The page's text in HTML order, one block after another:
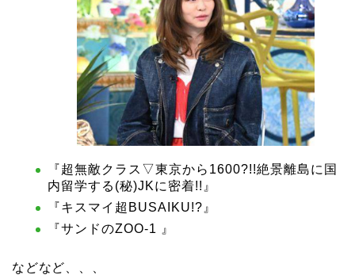
『超無敵クラス▽東京から1600?!!絶景離島に国
内留学する(秘)JKに密着!!』
『キスマイ超BUSAIKU!?』
『サンドのZOO-1 』
などなど、、、